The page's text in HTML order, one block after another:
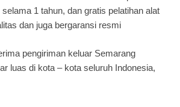
1 tahun, dan gratis pelatihan alat
dan juga bergaransi resmi
pengiriman keluar Semarang
luas di kota – kota seluruh Indonesia,